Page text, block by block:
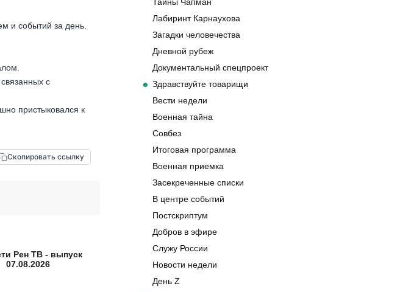
и событий за день.
с
пристыковался к
Скопировать ссылку
Рен ТВ - выпуск
07.08.2026
Тайны Чапман
Лабиринт Карнаухова
Загадки человечества
Дневной рубеж
Документальный спецпроект
Здравствуйте товарищи
Вести недели
Военная тайна
Совбез
Итоговая программа
Военная приемка
Засекреченные списки
В центре событий
Постскриптум
Добров в эфире
Служу России
Новости недели
День Z